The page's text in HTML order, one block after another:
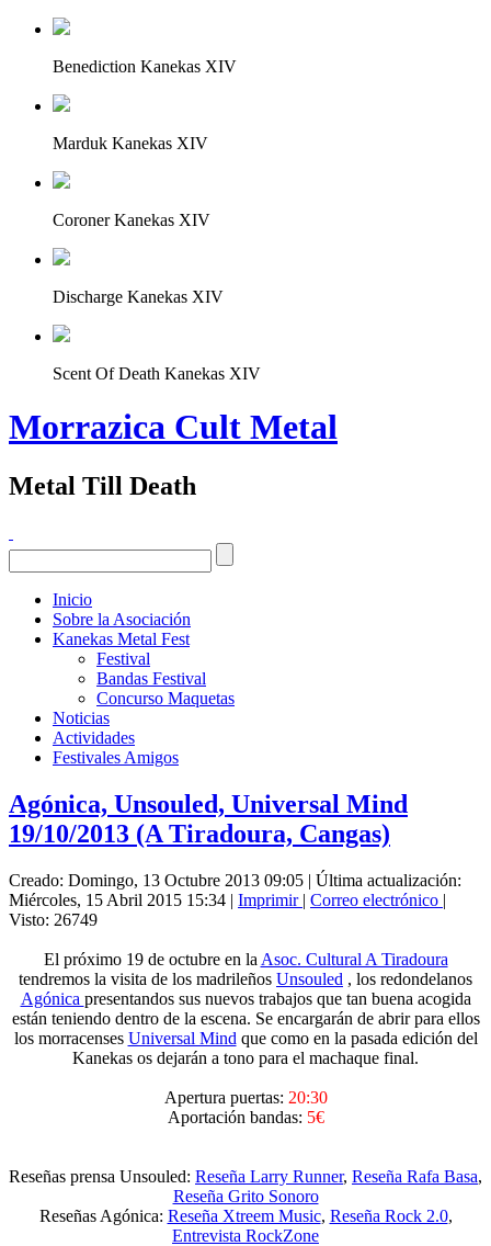
Benediction Kanekas XIV
Marduk Kanekas XIV
Coroner Kanekas XIV
Discharge Kanekas XIV
Scent Of Death Kanekas XIV
Morrazica Cult Metal
Metal Till Death
Inicio
Sobre la Asociación
Kanekas Metal Fest
Festival
Bandas Festival
Concurso Maquetas
Noticias
Actividades
Festivales Amigos
Agónica, Unsouled, Universal Mind
19/10/2013 (A Tiradoura, Cangas)
Creado: Domingo, 13 Octubre 2013 09:05 | Última actualización:
Miércoles, 15 Abril 2015 15:34 | Imprimir | Correo electrónico |
Visto: 26749
El próximo 19 de octubre en la Asoc. Cultural A Tiradoura
tendremos la visita de los madrileños Unsouled , los redondelanos
Agónica presentandos sus nuevos trabajos que tan buena acogida
están teniendo dentro de la escena. Se encargarán de abrir para ellos
los morracenses Universal Mind que como en la pasada edición del
Kanekas os dejarán a tono para el machaque final.
Apertura puertas: 20:30
Aportación bandas: 5€
Reseñas prensa Unsouled: Reseña Larry Runner, Reseña Rafa Basa,
Reseña Grito Sonoro
Reseñas Agónica: Reseña Xtreem Music, Reseña Rock 2.0,
Entrevista RockZone